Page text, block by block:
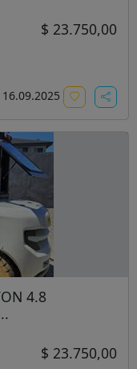
$ 23.750,00
16.09.2025
4.8
$ 23.750,00